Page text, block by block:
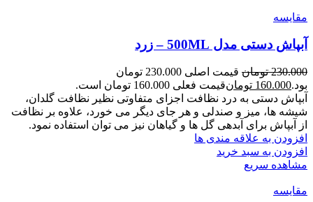
مقایسه
آبپاش دستی مدل 500ML – زرد
230.000 تومان
قیمت اصلی 230.000 تومان
بود.160.000 تومانقیمت فعلی 160.000 تومان است.
آبپاش دستی به درد نظافت اجزای متفاوتی نظیر نظافت گلدان،
شیشه ها، میز و صندلی و هر جای دیگر می خورد، علاوه بر نظافت
از آبپاش برای آبدهی گل ها و گیاهان نیز می توان استفاده نمود.
افزودن به علاقه مندی ها
افزودن به سبد خرید
مشاهده سریع
مقایسه